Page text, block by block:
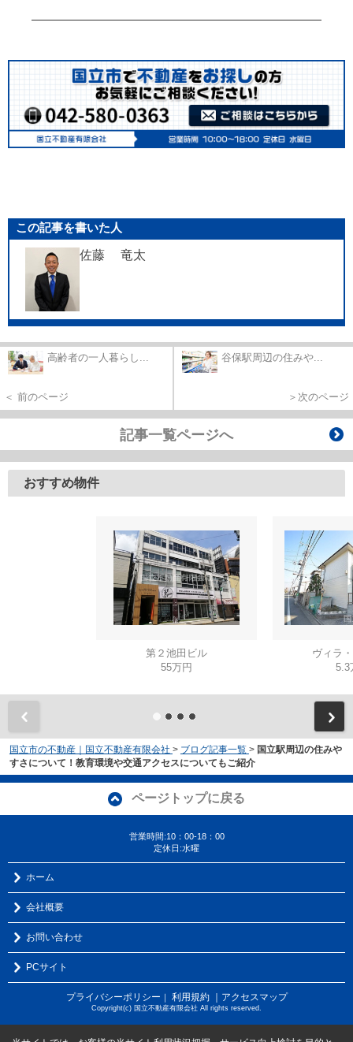
この記事を書いた人
佐藤 竜太
高齢者の一人暮らし...
＜ 前のページ
谷保駅周辺の住みや...
＞次のページ
記事一覧ページへ
おすすめ物件
第２池田ビル
55万円
ヴィラ
5.3
国立市の不動産｜国立不動産有限会社 > ブログ記事一覧 > 国立駅周辺の住みや
すさについて！教育環境や交通アクセスについてもご紹介
ページトップに戻る
営業時間:10：00-18：00
定休日:水曜
ホーム
会社概要
お問い合わせ
PCサイト
プライバシーポリシー 利用規約 ｜アクセスマップ
Copyright(c) 国立不動産有限会社 All rights reserved.